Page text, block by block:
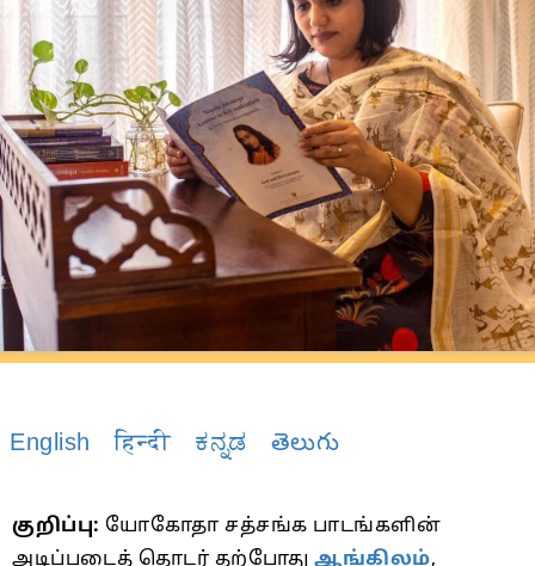
English हिन्दी ಕನ್ನಡ తెలుగు
குறிப்பு: யோகோதா சத்சங்க பாடங்களின்
அடிப்படைத் தொடர் தற்போது ஆங்கிலம்,